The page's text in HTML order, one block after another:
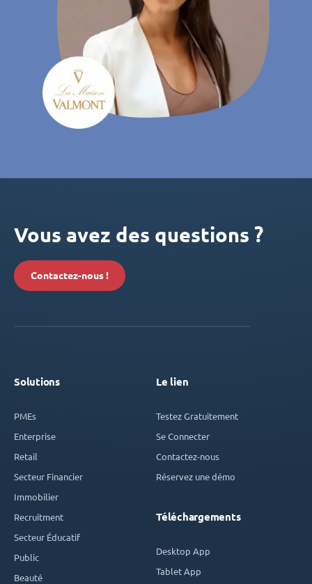
Vous avez des questions ?
Contactez-nous !
Solutions
PMEs
Enterprise
Retail
Secteur Financier
Immobilier
Recruitment
Secteur Éducatif
Public
Beauté
Le lien
Testez Gratuitement
Se Connecter
Contactez-nous
Réservez une démo
Téléchargements
Desktop App
Tablet App